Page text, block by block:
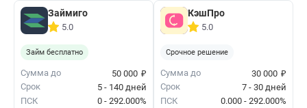
Займиго
5.0
Займ бесплатно
Сумма до 50 000 ₽
Срок
5 - 140 дней
ПСК
0 - 292.000%
КэшПро
5.0
Срочное решение
Сумма до 30 000 ₽
Срок
7 - 30 дней
ПСК
0.000 - 292.000%